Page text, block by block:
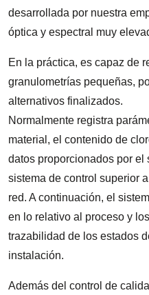
desarrollada por nuestra
óptica y espectral muy
En la práctica, es capaz de
granulometrías pequeñas,
alternativos finalizados.
Normalmente registra
material, el contenido de
datos proporcionados por el
sistema de control superior
red. A continuación, el
en lo relativo al proceso y
trazabilidad de los estados
instalación.
Además del control de